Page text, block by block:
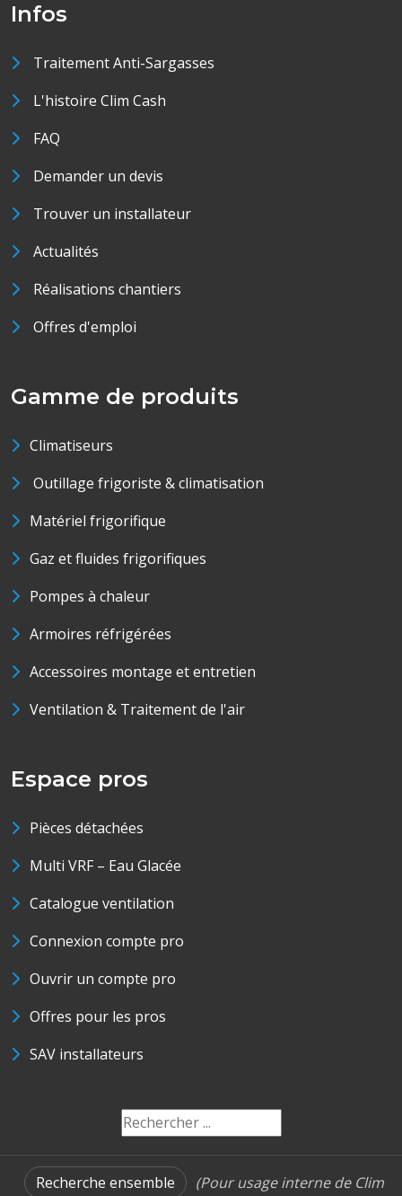
Infos
Traitement Anti-Sargasses
L'histoire Clim Cash
FAQ
Demander un devis
Trouver un installateur
Actualités
Réalisations chantiers
Offres d'emploi
Gamme de produits
Climatiseurs
Outillage frigoriste & climatisation
Matériel frigorifique
Gaz et fluides frigorifiques
Pompes à chaleur
Armoires réfrigérées
Accessoires montage et entretien
Ventilation & Traitement de l'air
Espace pros
Pièces détachées
Multi VRF – Eau Glacée
Catalogue ventilation
Connexion compte pro
Ouvrir un compte pro
Offres pour les pros
SAV installateurs
Recherche ensemble (Pour usage interne de Clim